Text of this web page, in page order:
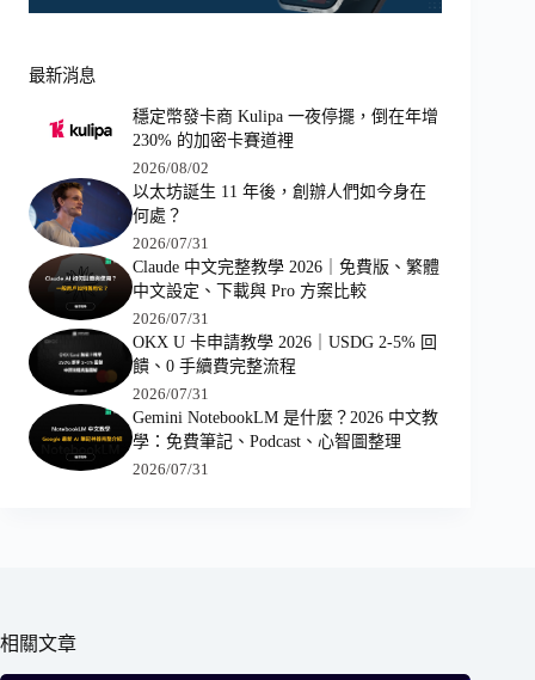
最新消息
穩定幣發卡商 Kulipa 一夜停擺，倒在年增
230% 的加密卡賽道裡
2026/08/02
以太坊誕生 11 年後，創辦人們如今身在
何處？
2026/07/31
Claude 中文完整教學 2026｜免費版、繁體
中文設定、下載與 Pro 方案比較
2026/07/31
OKX U 卡申請教學 2026｜USDG 2-5% 回
饋、0 手續費完整流程
2026/07/31
Gemini NotebookLM 是什麼？2026 中文教
學：免費筆記、Podcast、心智圖整理
2026/07/31
相關文章